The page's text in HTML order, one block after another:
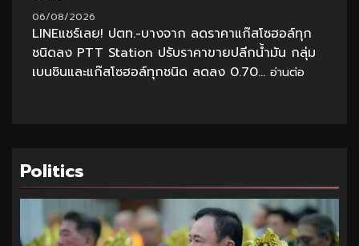
06/08/2026
LINEแชร์เลย! ปตท.-บางจาก ลดราคาแก๊สโซฮอล์ทุก
ชนิดลง PTT Station ปรับราคาขายปลีกน้ำมัน กลุ่ม
เบนซินและแก๊สโซฮอล์ทุกชนิด ลดลง 0.70... อ่านต่อ
Politics